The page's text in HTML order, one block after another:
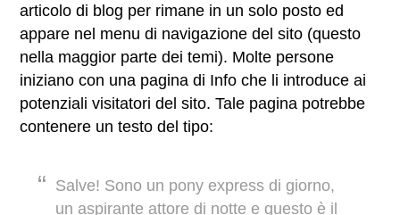
articolo di blog per rimane in un solo posto ed
appare nel menu di navigazione del sito (questo
nella maggior parte dei temi). Molte persone
iniziano con una pagina di Info che li introduce ai
potenziali visitatori del sito. Tale pagina potrebbe
contenere un testo del tipo:
Salve! Sono un pony express di giorno,
un aspirante attore di notte e questo è il